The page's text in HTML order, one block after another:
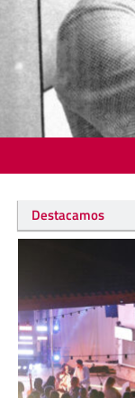
Destacamos